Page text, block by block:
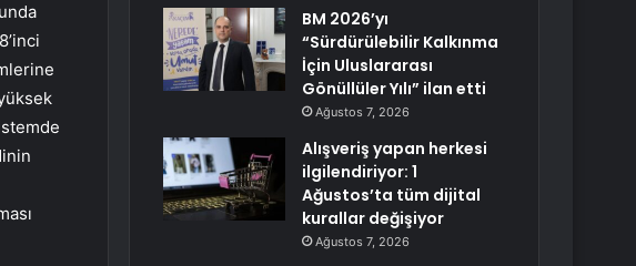
BM 2026’yı
“Sürdürülebilir Kalkınma
İçin Uluslararası
Gönüllüler Yılı” ilan etti
Ağustos 7, 2026
Alışveriş yapan herkesi
ilgilendiriyor: 1
Ağustos’ta tüm dijital
kurallar değişiyor
Ağustos 7, 2026